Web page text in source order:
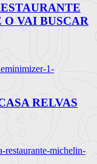
VAI BUSCAR
1-
RELVAS
restaurante-michelin-